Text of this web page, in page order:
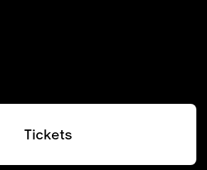
Tickets